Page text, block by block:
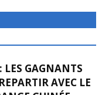
GAGNANTS
AVEC LE